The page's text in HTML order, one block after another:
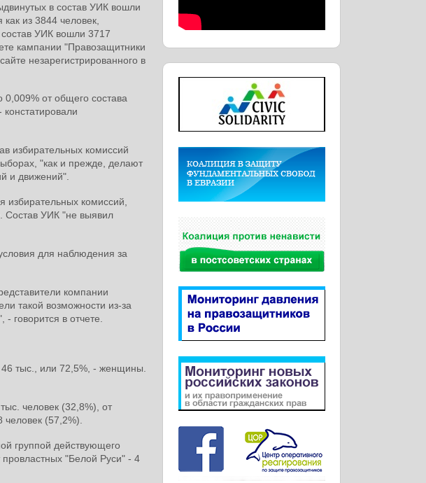
в состав УИК вошли
из 3844 человек,
УИК вошли 3717
кампании "Правозащитники
незарегистрированного в
от общего состава
избирательных комиссий
"как и прежде, делают
и движений".
комиссий,
Состав УИК "не выявил
для наблюдения за
компании
такой возможности из-за
говорится в отчете.
тыс., или 72,5%, - женщины.
человек (32,8%), от
(57,2%).
группой действующего
"Белой Руси" - 4